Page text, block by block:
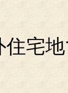
宅